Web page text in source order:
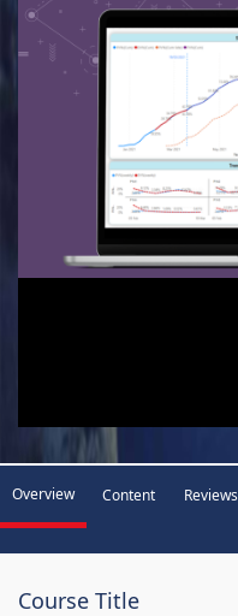
Overview Content Reviews
Course Title